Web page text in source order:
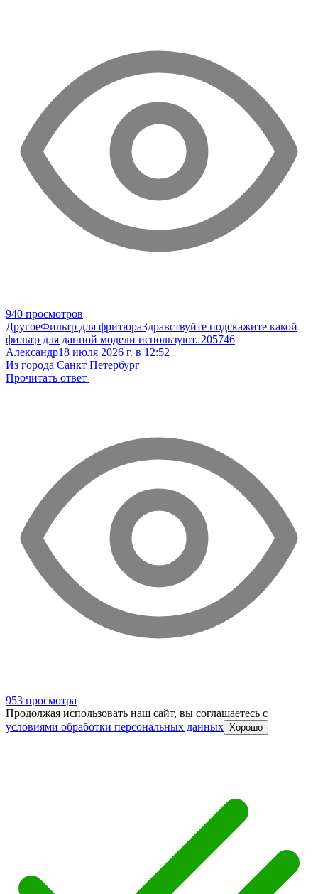
940 просмотров
ДругоеФильтр для фритюраЗдравствуйте подскажите какой
фильтр для данной модели используют. 205746
Александр18 июля 2026 г. в 12:52
Из города Санкт Петербург
Прочитать ответ
953 просмотра
Продолжая использовать наш сайт, вы соглашаетесь c
условиями обработки персональных данных Хорошо